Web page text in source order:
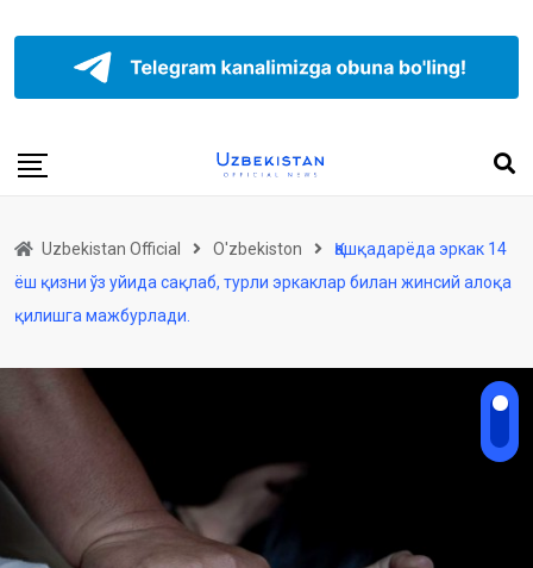
Uzbekistan Official O'zbekiston
Қашқадарёда эркак 14
ёш қизни ўз уйида сақлаб, турли эркаклар билан жинсий алоқа
қилишга мажбурлади.